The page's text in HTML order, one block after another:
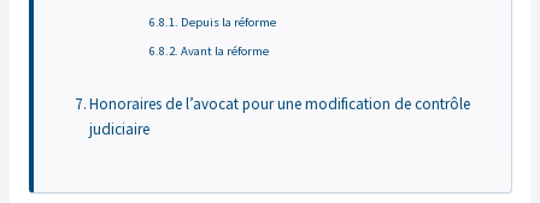
Depuis la réforme
Avant la réforme
Honoraires de l’avocat pour une modification de contrôle
judiciaire